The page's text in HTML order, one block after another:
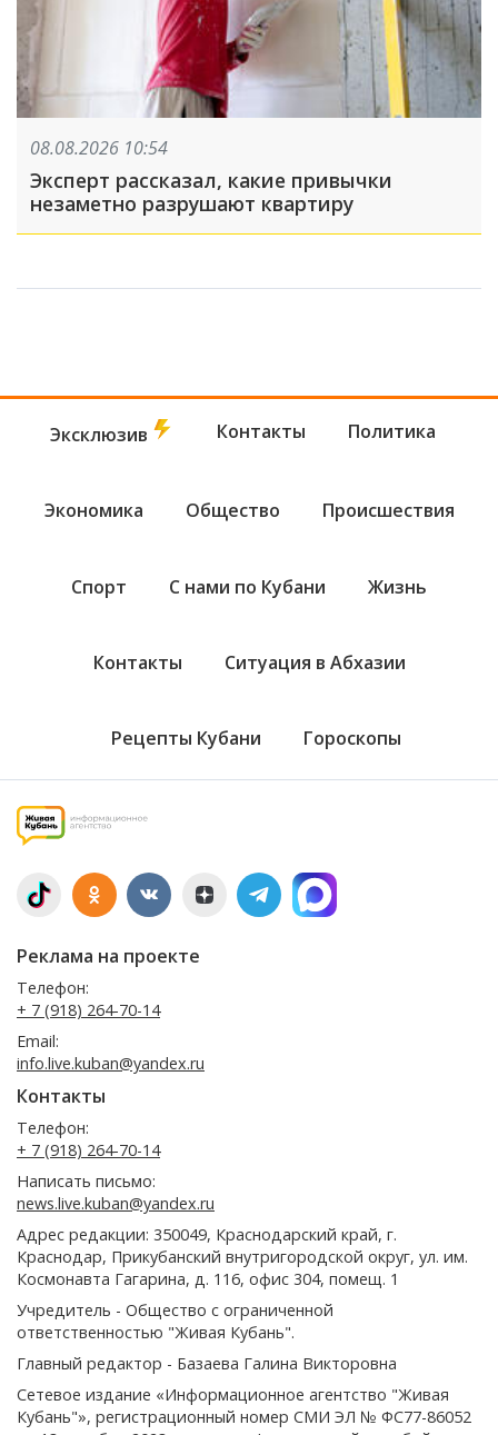
08.08.2026 10:54
Эксперт рассказал, какие привычки
незаметно разрушают квартиру
Эксклюзив Контакты Политика
Экономика Общество Происшествия
Спорт С нами по Кубани Жизнь
Контакты Ситуация в Абхазии
Рецепты Кубани Гороскопы
Реклама на проекте
Телефон:
+ 7 (918) 264-70-14
Email:
info.live.kuban@yandex.ru
Контакты
Телефон:
+ 7 (918) 264-70-14
Написать письмо:
news.live.kuban@yandex.ru
Адрес редакции: 350049, Краснодарский край, г.
Краснодар, Прикубанский внутригородской округ, ул. им.
Космонавта Гагарина, д. 116, офис 304, помещ. 1
Учредитель - Общество с ограниченной
ответственностью "Живая Кубань".
Главный редактор - Базаева Галина Викторовна
Сетевое издание «Информационное агентство "Живая
Кубань"», регистрационный номер СМИ ЭЛ № ФС77-86052